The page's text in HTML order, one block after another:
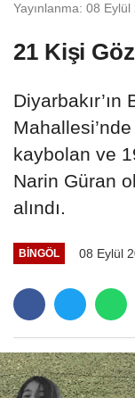
Yayınlanma: 08
21 Kişi
kaybolan ve
Narin Güran
alındı.
BINGÖL 08 Eylül